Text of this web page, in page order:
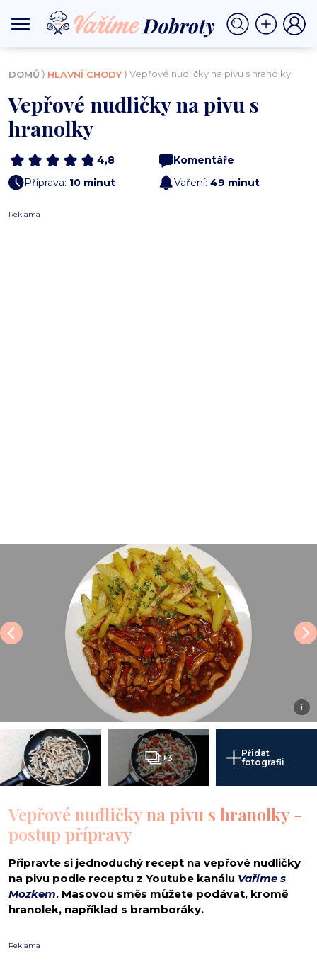
DOMŮ ⟩ HLAVNÍ CHODY ⟩ Vepřové nudličky na pivu s hranolky
Vepřové nudličky na pivu s
hranolky
4,8
Komentáře
Příprava: 10 minut Vaření: 49 minut
Reklama
i
+3
Přidat
fotografii
Vepřové nudličky na pivu s hranolky -
postup přípravy
Připravte si jednoduchý recept na vepřové nudličky
na pivu podle receptu z Youtube kanálu Vaříme s
Mozkem. Masovou směs můžete podávat, kromě
hranolek, například s bramboráky.
Reklama